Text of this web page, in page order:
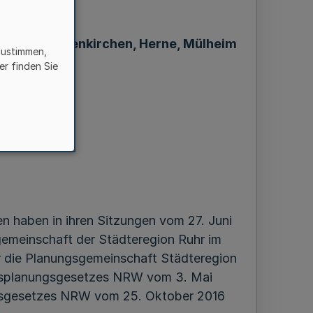
Gelsenkirchen, Herne, Mülheim
haben in ihren Sitzungen vom 27. Juni
der Städteregion Ruhr im
Planungsgemeinschaft Städteregion
NRW vom 3. Mai
NRW vom 25. Oktober 2016
finden Sie